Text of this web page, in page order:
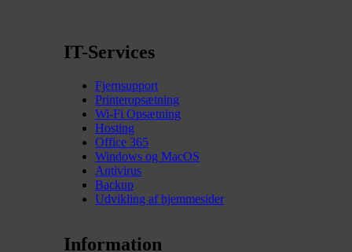
IT-Services
Fjernsupport
Printeropsætning
Wi-Fi Opsætning
Hosting
Office 365
Windows og MacOS
Antivirus
Backup
Udvikling af hjemmesider
Information